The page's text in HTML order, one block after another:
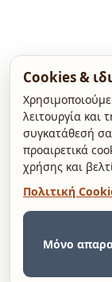
Cookies &
λειτουργία
συγκατάθεσή
προαιρετικά
χρήσης και
Πολιτική
Μόνο